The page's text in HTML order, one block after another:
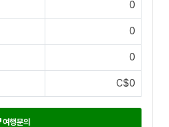
0
0
0
C$0
여행문의